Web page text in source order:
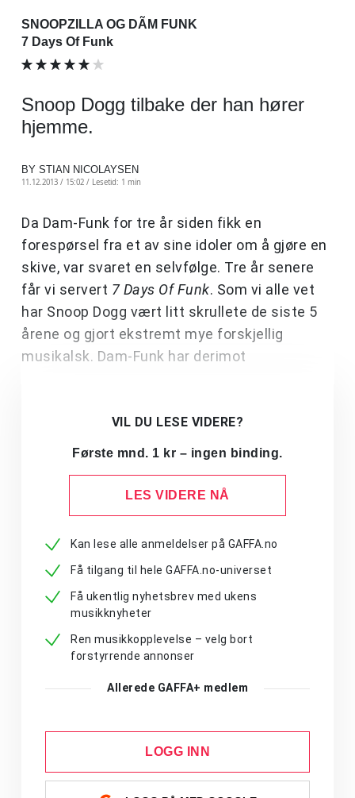
SNOOPZILLA OG DÃM FUNK
7 Days Of Funk
Snoop Dogg tilbake der han hører
hjemme.
BY STIAN NICOLAYSEN
11.12.2013 / 15:02 / Lesetid: 1 min
Da Dam-Funk for tre år siden fikk en
forespørsel fra et av sine idoler om å gjøre en
skive, var svaret en selvfølge. Tre år senere
får vi servert 7 Days Of Funk. Som vi alle vet
har Snoop Dogg vært litt skrullete de siste 5
årene og gjort ekstremt mye forskjellig
musikalsk. Dam-Funk har derimot
VIL DU LESE VIDERE?
Første mnd. 1 kr – ingen binding.
LES VIDERE NÅ
Kan lese alle anmeldelser på GAFFA.no
Få tilgang til hele GAFFA.no-universet
Få ukentlig nyhetsbrev med ukens
musikknyheter
Ren musikkopplevelse – velg bort
forstyrrende annonser
Allerede GAFFA+ medlem
LOGG INN